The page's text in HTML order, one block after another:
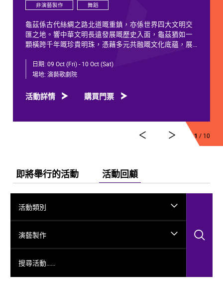
非演藝製作 舞蹈
龜茲係古代絲綢之路北道嘅重鎮，亦係世界四大文明交
匯之地。響中華文明長遠發展嘅歷史入面，龜茲猶如一
顆橫跨千年嘅珍貴明珠，憑藉多元共融嘅文化底蘊，展
千年以來，龜茲文化承載住歷代各族人士嘅足跡同情
或是「蘇幕遮」盛會入面各族民眾嘅舞姿，充分體現各
《龜茲》就沿住呢段歷史足跡創作，透過鳩摩羅什東來
弘法、玄奘西行求法嘅跨時空故事，將龜茲千年嘅文化
出任總編導，文史學者韓子勇擔任編劇；創作團隊仲包
括製作人李東、作曲家郭思達、執行編導何滔同王彭、
舞台美術設計秦立運、服裝設計陽東霖、視覺總監王
涵，以及編導李宏鈞、魏威、古力加娜提·沙塔爾、付陽
雪，仲有多媒體設計胡天驥、燈光設計劉釗、造型設計
徐彬同道具設計雷鵬等一眾內地資深藝術家。今次演出
陣容，以新疆藝術劇院歌舞團同新疆師範大學年輕舞者
日期: 09 Oct (Fri) - 10 Oct (Sat)
場地: 演藝歌劇院
活動詳情 購買門票
1 / 10
即將舉行的活動 活動回顧
活動類別
演藝製作